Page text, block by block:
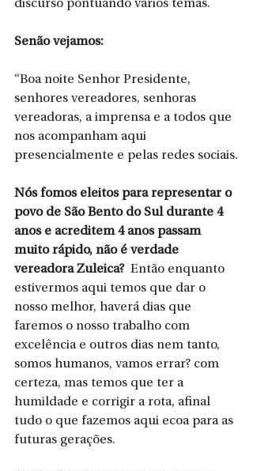
discurso pontuando vários temas.
Senão vejamos:
“Boa noite Senhor Presidente,
senhores vereadores, senhoras
vereadoras, a imprensa e a todos que
nos acompanham aqui
presencialmente e pelas redes sociais.
Nós fomos eleitos para representar o
povo de São Bento do Sul durante 4
anos e acreditem 4 anos passam
muito rápido, não é verdade
vereadora Zuleica? Então enquanto
estivermos aqui temos que dar o
nosso melhor, haverá dias que
faremos o nosso trabalho com
excelência e outros dias nem tanto,
somos humanos, vamos errar? com
certeza, mas temos que ter a
humildade e corrigir a rota, afinal
tudo o que fazemos aqui ecoa para as
futuras gerações.